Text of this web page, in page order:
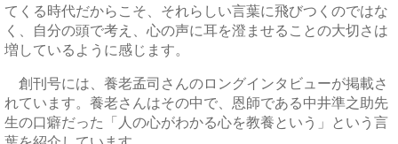
てくる時代だからこそ、それらしい言葉に飛びつくのではな
く、自分の頭で考え、心の声に耳を澄ませることの大切さは
増しているように感じます。
創刊号には、養老孟司さんのロングインタビューが掲載さ
れています。養老さんはその中で、恩師である中井準之助先
生の口癖だった「人の心がわかる心を教養という」という言